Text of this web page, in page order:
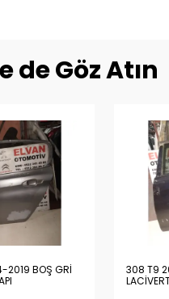
de Göz Atın
2019 BOŞ GRİ
308 T9